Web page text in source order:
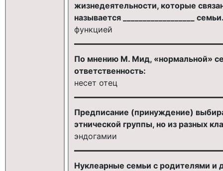
жизнедеятельности, которые
называется __________________
функцией
По мнению М. Мид, «нормальной»
ответственность:
несет отец
Предписание (принуждение)
этнической группы, но из разных
эндогамии
Нуклеарные семьи с родителями и